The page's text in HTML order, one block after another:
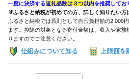
一度に決済する返礼品数は３つ以内を推奨してお
🔰ふるさと納税が初めての方、詳しく知りたい方
ふるさと納税では原則として自己負担額の2,000
ます。控除の対象となる寄付金額は、収入や家
りますのでご注意ください。
仕組みについて知る 上限額を